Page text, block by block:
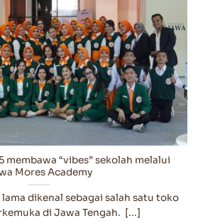
membawa “vibes” sekolah melalui
Mores Academy
dikenal sebagai salah satu toko
di Jawa Tengah. [...]